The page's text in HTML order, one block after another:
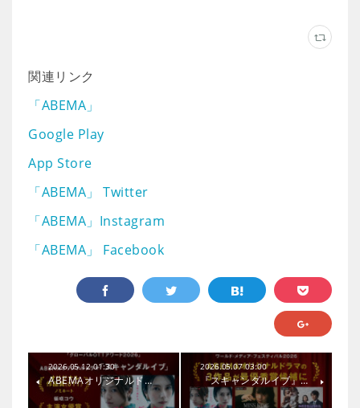
関連リンク
「ABEMA」
Google Play
App Store
「ABEMA」 Twitter
「ABEMA」Instagram
「ABEMA」 Facebook
2026.05.12 01:30
ABEMAオリジナルド…
2026.05.07 03:00
『スキャンダルイブ』…